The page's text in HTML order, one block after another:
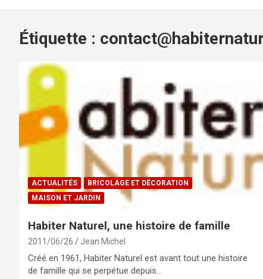
Étiquette :
ACTUALITÉS
BRICOLAGE ET DÉCORATION
MAISON ET JARDIN
Habiter Naturel, une histoire de famille
2011/06/26 Jean Michel
Créé en 1961, Habiter Naturel est avant tout une histoire
de famille qui se perpétue depuis…